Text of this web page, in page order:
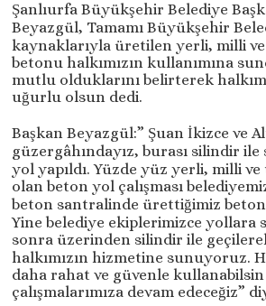
Şanlıurfa Büyükşehir Belediye
Beyazgül, Tamamı Büyükşehir
kaynaklarıyla üretilen yerli, milli
betonu halkımızın kullanımına
mutlu olduklarını belirterek
uğurlu olsun dedi.
Başkan Beyazgül:” Şuan İkizce ve
güzergâhındayız, burası silindir ile
yol yapıldı. Yüzde yüz yerli, milli
olan beton yol çalışması
beton santralinde ürettiğimiz beton
Yine belediye ekiplerimizce yollara
sonra üzerinden silindir ile geçilerek
halkımızın hizmetine sunuyoruz.
daha rahat ve güvenle
çalışmalarımıza devam edeceğiz”